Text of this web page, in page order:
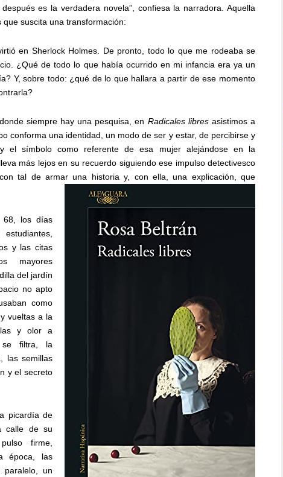
es la verdadera novela”, confiesa la narradora. Aquella
suscita una transformación:
en Sherlock Holmes. De pronto, todo lo que me rodeaba se
¿Qué de todo lo que había ocurrido en mi infancia era ya un
Y, sobre todo: ¿qué de lo que hallara a partir de ese momento
siempre hay una pesquisa, en Radicales libresasistimos a
conforma una identidad, un modo de ser y estar, de percibirse y
el símbolo como referente de esa mujer alejándose en la
más lejos en su recuerdo siguiendo ese impulso detectivesco
tal de armar una historia y, con ella, una explicación, que
68, los días
y las citas
mayores
del jardín
no apto
como
vueltas a la
y olor a
se filtra, la
las semillas
y el secreto
picardía de
calle de su
firme,
época, las
paralelo, un